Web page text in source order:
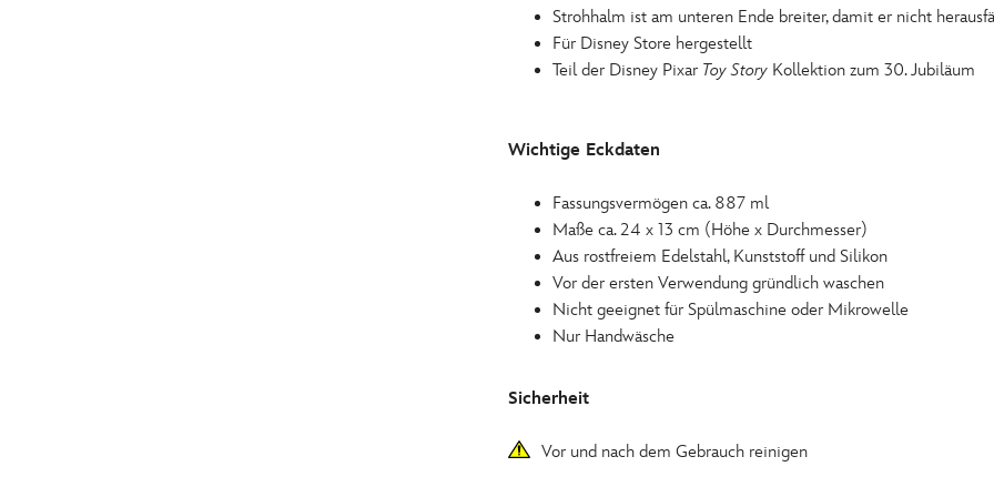
Strohhalm ist am unteren Ende breiter, damit er nicht
Für Disney Store hergestellt
Teil der Disney Pixar Toy Story Kollektion zum 30. Jubiläum
Wichtige Eckdaten
Fassungsvermögen ca. 887 ml
Maße ca. 24 x 13 cm (Höhe x Durchmesser)
Aus rostfreiem Edelstahl, Kunststoff und Silikon
Vor der ersten Verwendung gründlich waschen
Nicht geeignet für Spülmaschine oder Mikrowelle
Nur Handwäsche
Sicherheit
Vor und nach dem Gebrauch reinigen